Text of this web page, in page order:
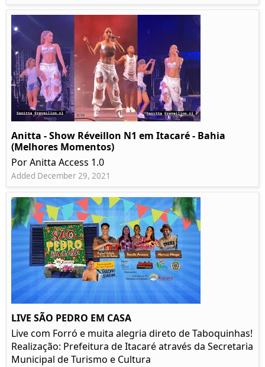
Anitta - Show Réveillon N1 em Itacaré - Bahia
(Melhores Momentos)
Por Anitta Access 1.0
Added December 29, 2021
LIVE SÃO PEDRO EM CASA
Live com Forró e muita alegria direto de Taboquinhas!
Realização: Prefeitura de Itacaré através da Secretaria
Municipal de Turismo e Cultura